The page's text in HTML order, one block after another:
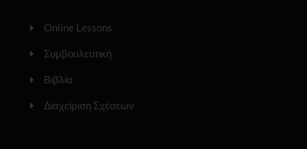
Online Lessons
Συμβουλευτική
Βιβλία
Διαχείριση Σχέσεων